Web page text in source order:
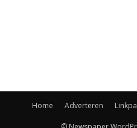
Home Adverteren